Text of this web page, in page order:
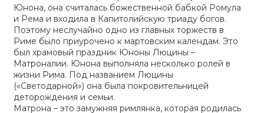
Юнона, она считалась божественной бабкой Ромула
и Рема и входила в Капитолийскую триаду богов.
Поэтому неслучайно одно из главных торжеств в
Риме было приурочено к мартовским календам. Это
был храмовый праздник Юноны Люцины –
Матроналии. Юнона выполняла несколько ролей в
жизни Рима. Под названием Люцины
(«Светодарной») она была покровительницей
деторождения и семьи.
Матрона – это замужняя римлянка, которая родилась